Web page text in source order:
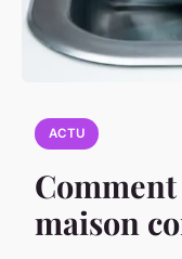
ACTU
maison